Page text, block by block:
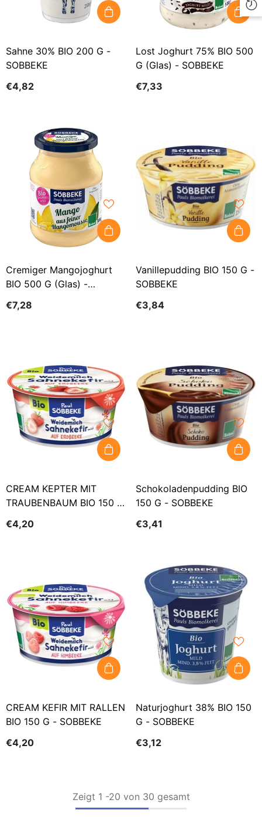
Sahne 30% BIO 200 G -
SOBBEKE
€4,82
Lost Joghurt 75% BIO 500
G (Glas) - SOBBEKE
€7,33
Cremiger Mangojoghurt
BIO 500 G (Glas) -
€7,28
Vanillepudding BIO 150 G -
SOBBEKE
€3,84
CREAM KEPTER MIT
TRAUBENBAUM BIO 150 G
€4,20
Schokoladenpudding BIO
150 G - SOBBEKE
€3,41
CREAM KEFIR MIT RALLEN
BIO 150 G - SOBBEKE
€4,20
Naturjoghurt 38% BIO 150
G - SOBBEKE
€3,12
Zeigt 1 -20 von 30 gesamt